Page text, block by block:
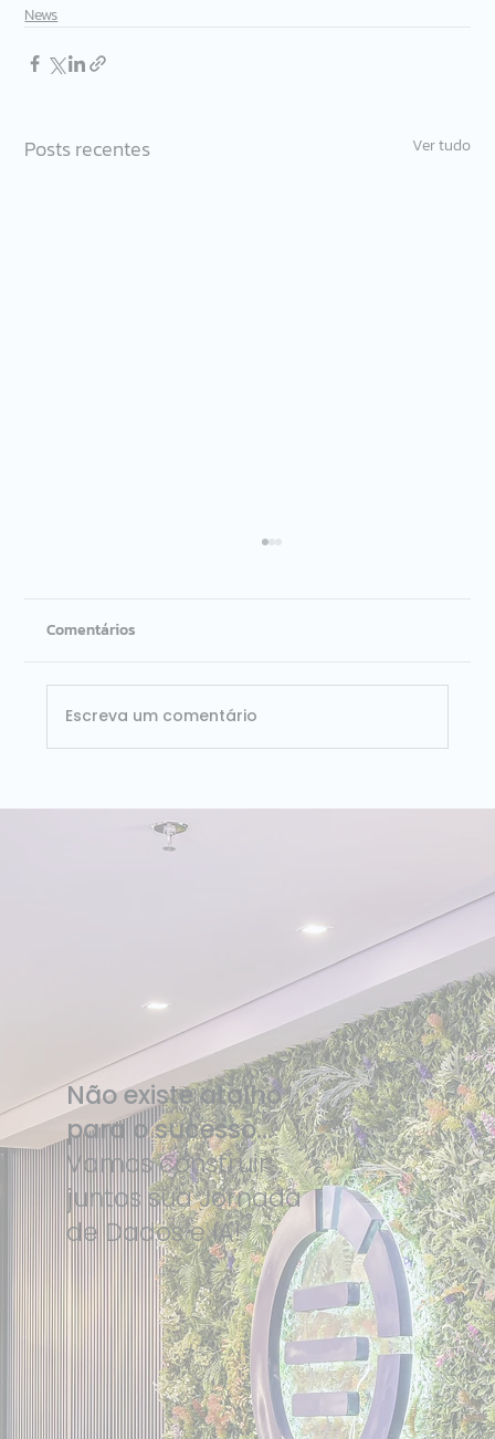
News
Posts recentes Ver tudo
ISG Provider Lens Databricks Brasil 2026:
Dataside é líder nos dois quadrantes
avaliados
Comentários
Escreva um comentário
Não existe atalho
para o sucesso...
Vamos construir
juntos sua Jornada
de Dados e IA!